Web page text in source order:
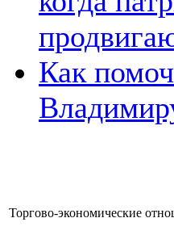
Как
Торгово-экономические